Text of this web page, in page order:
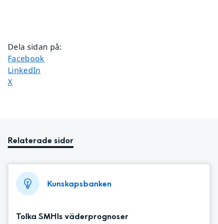
Dela sidan på:
Dela sidan på
Facebook
Dela sidan på
LinkedIn
Dela sidan på
X
Relaterade sidor
Kunskapsbanken
Tolka SMHIs väderprognoser